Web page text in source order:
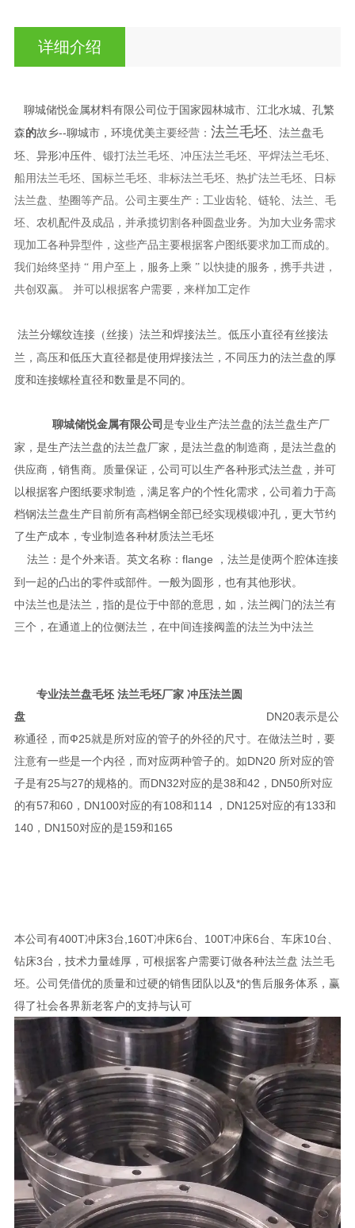
详细介绍
聊城储悦金属材料有限公司位于国家园林城市、江北水城、孔繁
森的故乡--聊城市，环境优美主要经营： 法兰毛坯
法兰盘毛
坯、 异形冲压件、锻打法兰毛坯、冲压法兰毛坯、平焊法兰毛坯、
船用法兰毛坯、国标兰毛坯、非标法兰毛坯、热扩法兰毛坯、日标
法兰盘、垫圈等产品。公司主要生产：工业齿轮、链轮、法兰、毛
坯、农机配件及成品，并承揽切割各种圆盘业务。为加大业务需求
现加工各种异型件，这些产品主要根据客户图纸要求加工而成的。
我们始终坚持 “ 用户至上，服务上乘 ” 以快捷的服务，携手共进，
共创双蠃。 并可以根据客户需要，来样加工定作
法兰分螺纹连接（丝接）法兰和焊接法兰。低压小直径有丝接法
兰，高压和低压大直径都是使用焊接法兰，不同压力的法兰盘的厚
度和连接螺栓直径和数量是不同的。
聊城储悦金属有限公司是专业生产法兰盘的法兰盘生产厂
家，是生产法兰盘的法兰盘厂家，是法兰盘的制造商，是法兰盘的
供应商，销售商。质量保证，公司可以生产各种形式法兰盘，并可
以根据客户图纸要求制造，满足客户的个性化需求，公司着力于高
档钢法兰盘生产目前所有高档钢全部已经实现模锻冲孔，更大节约
了生产成本，专业制造各种材质法兰毛坯
法兰：是个外来语。英文名称：flange ，法兰是使两个腔体连接
到一起的凸出的零件或部件。一般为圆形，也有其他形状。
中法兰也是法兰，指的是位于中部的意思，如，法兰阀门的法兰有
三个，在通道上的位侧法兰，在中间连接阀盖的法兰为中法兰
专业法兰盘毛坯 法兰毛坯厂家 冲压法兰圆
盘
DN20表示是公
称通径，而Ф25就是所对应的管子的外径的尺寸。在做法兰时，要
注意有一些是一个内径，而对应两种管子的。如DN20 所对应的管
子是有25与27的规格的。而DN32对应的是38和42，DN50所对应
的有57和60，DN100对应的有108和114 ，DN125对应的有133和
140，DN150对应的是159和165
本公司有400T冲床3台,160T冲床6台、100T冲床6台、车床10台、
钻床3台，技术力量雄厚，可根据客户需要订做各种法兰盘 法兰毛
坯。公司凭借优的质量和过硬的销售团队以及*的售后服务体系，赢
得了社会各界新老客户的支持与认可